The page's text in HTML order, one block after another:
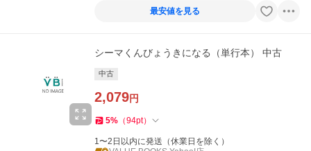
最安値を見る
シーマくんびょうきになる（単行本） 中古
中古
2,079円
5% （94pt）
1〜2日以内に発送（休業日を除く）